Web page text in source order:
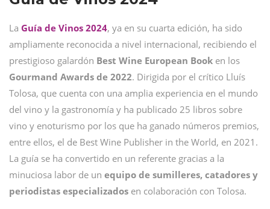
La Guía de Vinos 2024, ya en su cuarta edición, ha sido
ampliamente reconocida a nivel internacional, recibiendo el
prestigioso galardón Best Wine European Book en los
Gourmand Awards de 2022. Dirigida por el crítico Lluís
Tolosa, que cuenta con una amplia experiencia en el mundo
del vino y la gastronomía y ha publicado 25 libros sobre
vino y enoturismo por los que ha ganado números premios,
entre ellos, el de Best Wine Publisher in the World, en 2021.
La guía se ha convertido en un referente gracias a la
minuciosa labor de un equipo de sumilleres, catadores y
periodistas especializados en colaboración con Tolosa.